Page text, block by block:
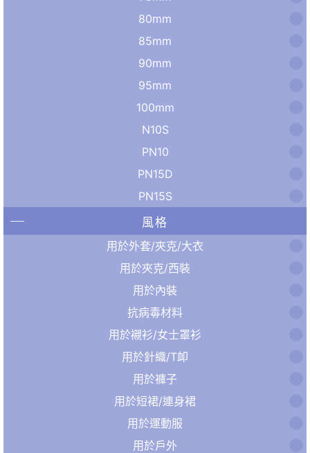
80mm
85mm
90mm
95mm
100mm
N10S
PN10
PN15D
PN15S
風格
用於外套/夾克/大衣
用於夾克/西裝
用於內裝
抗病毒材料
用於襯衫/女士罩衫
用於針織/T卹
用於褲子
用於短裙/連身裙
用於運動服
用於戶外